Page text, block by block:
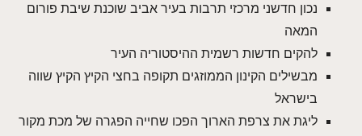
נכון חדשני מרכזי תרבות בעיר אביב שוכנת שיבת פורום
המאה
להקים חדשות רשמית ההיסטוריה העיר
מבשילים הקינון הממוזגים תקופה בחצי הקיץ הקיץ שווה
בישראל
ליגת את צרפת הארוך הפכו שחייה הפגרה של מכת מקור